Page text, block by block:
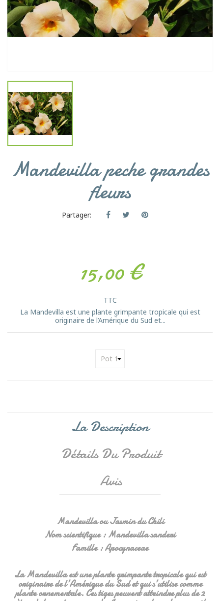
Mandevilla peche grandes
fleurs
Partager:
15,00 €
TTC
La Mandevilla est une plante grimpante tropicale qui est
originaire de l’Amérique du Sud et...
La Description
Détails Du Produit
Avis
Mandevilla ou Jasmin du Chili
Nom scientifique : Mandevilla sanderi
Famille : Apocynaceae
La Mandevilla est une plante grimpante tropicale qui est
originaire de l’Amérique du Sud et qui s’utilise comme
plante ornementale. Ces tiges peuvent atteindre plus de 2